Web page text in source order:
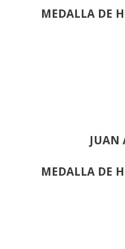
MEDALLA DE
JUAN
MEDALLA DE